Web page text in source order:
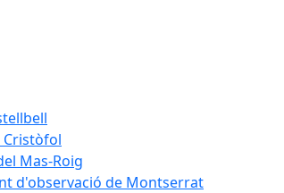
Cristòfol
Mas-Roig
d'observació de Montserrat